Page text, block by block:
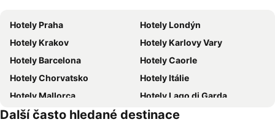
Hotely Praha
Hotely Londýn
Hotely Krakov
Hotely Karlovy Vary
Hotely Barcelona
Hotely Caorle
Hotely Chorvatsko
Hotely Itálie
Hotely Mallorca
Hotely Lago di Garda
Hotely Šumava
Hotely Krkonoše
Další často hledané destinace